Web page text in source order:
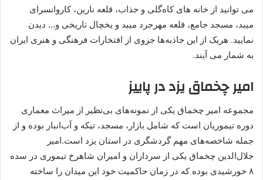
می توانید از خانه های کاه‌گلی و جذاب، قلعه نارین، کاروانسرای
میبد، مسجد جامع، قلعه مهرجرد میبد و یخچال تاریخی و… دیدن
نمایید. هریک از این جاذبه‌ها جزوی از افتخارات فرهنگی و هنری ایران
به شمار می آیند.
امیر چخماق یزد در پاییز
مجموعه امیر چخماق یکی از نمونه‌های بی‌نظیر از میراث معماری
دوره تیموریان است که شامل بازار، مسجد، تیکه و آب‌انبار بوده و از
جمله شاخصه‌های مهم گردشگری در استان یزد است.امیر
جلال‌الدین چخماق یکی از سرداران و امیران شاهرخ تیموری در سده
۸ خورشیدی بوده که در زمان حاکمیت خود این میدان را ساخته